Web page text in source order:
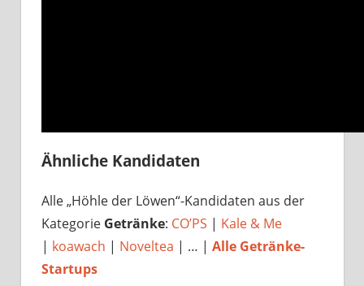
Ähnliche Kandidaten
Alle „Höhle der Löwen“-Kandidaten aus der
Kategorie Getränke: CO’PS | Kale & Me
| koawach | Noveltea | … | Alle Getränke-
Startups